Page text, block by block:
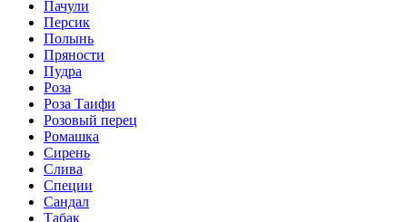
Пачули
Персик
Полынь
Пряности
Пудра
Роза
Роза Таифи
Розовый перец
Ромашка
Сирень
Слива
Специи
Сандал
Табак